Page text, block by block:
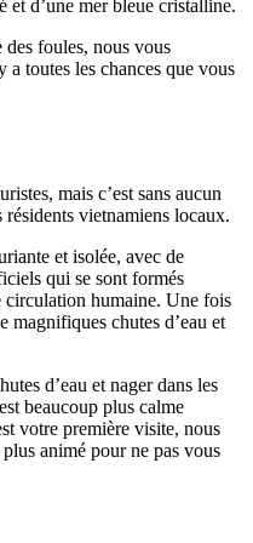
et d’une mer bleue cristalline.
foules, nous vous
toutes les chances que vous
mais c’est sans aucun
vietnamiens locaux.
et isolée, avec de
qui se sont formés
circulation humaine. Une fois
chutes d’eau et
d’eau et nager dans les
beaucoup plus calme
votre première visite, nous
animé pour ne pas vous